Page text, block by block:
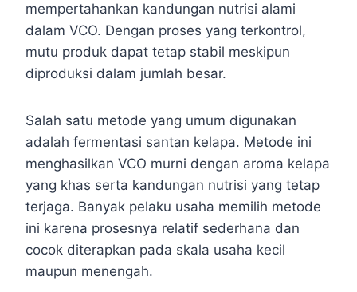
mempertahankan kandungan nutrisi alami
dalam VCO. Dengan proses yang terkontrol,
mutu produk dapat tetap stabil meskipun
diproduksi dalam jumlah besar.
Salah satu metode yang umum digunakan
adalah fermentasi santan kelapa. Metode ini
menghasilkan VCO murni dengan aroma kelapa
yang khas serta kandungan nutrisi yang tetap
terjaga. Banyak pelaku usaha memilih metode
ini karena prosesnya relatif sederhana dan
cocok diterapkan pada skala usaha kecil
maupun menengah.